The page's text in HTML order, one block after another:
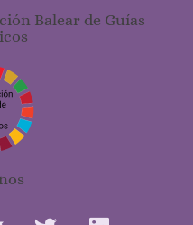
Balear de Guías